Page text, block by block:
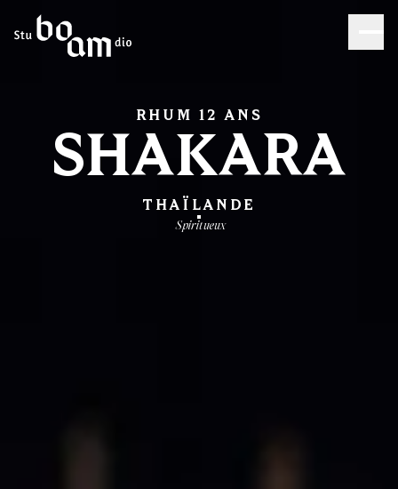
RHUM 12 ANS
SHAKARA
THAÏLANDE
Spiritueux